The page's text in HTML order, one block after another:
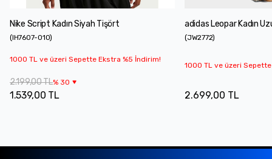
Nike Script Kadın Siyah Tişört
(IH7607-010)
1000 TL ve üzeri Sepette Ekstra %5 İndirim!
2.199,00 TL% 30
1.539,00 TL
adidas Leopar Kadın
(JW2772)
1000 TL ve üzeri
2.699,00 TL